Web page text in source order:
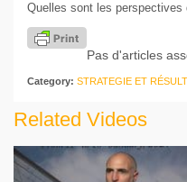
Quelles sont les perspectives
Pas d'articles
Category: STRATEGIE ET
Related Videos